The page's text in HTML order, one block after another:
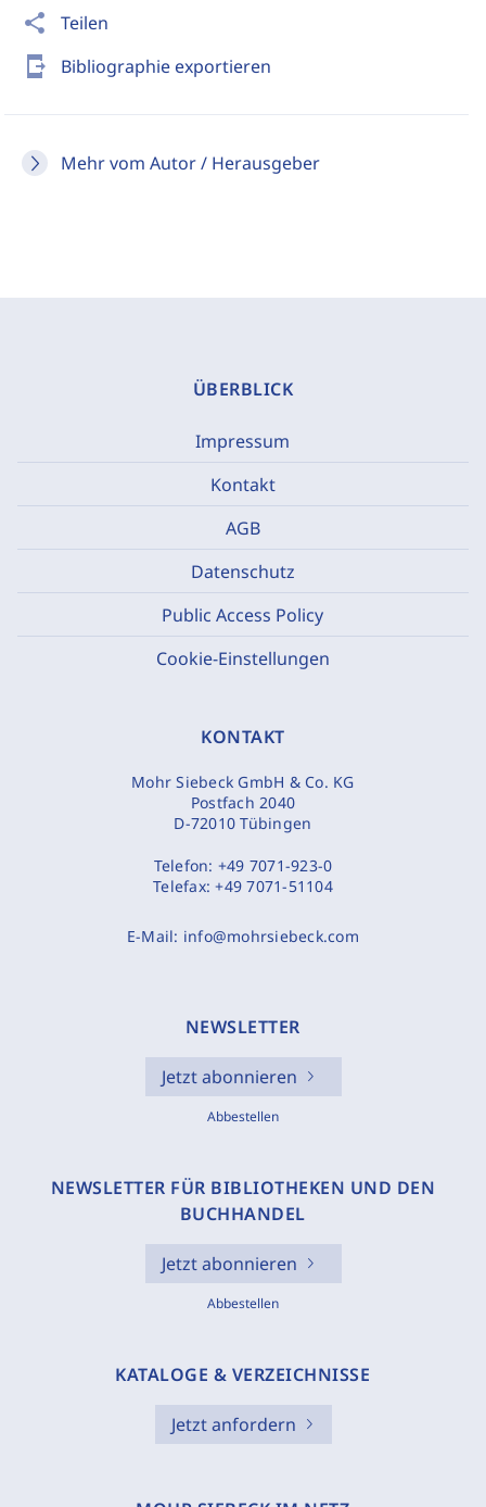
share Teilen
send_to_mobile Bibliographie exportieren
Mehr vom Autor / Herausgeber
ÜBERBLICK
Impressum
Kontakt
AGB
Datenschutz
Public Access Policy
Cookie-Einstellungen
KONTAKT
Mohr Siebeck GmbH & Co. KG
Postfach 2040
D-72010 Tübingen
Telefon: +49 7071-923-0
Telefax:+49 7071-51104
E-Mail: info@mohrsiebeck.com
NEWSLETTER
Jetzt abonnieren
Abbestellen
NEWSLETTER FÜR BIBLIOTHEKEN UND DEN
BUCHHANDEL
Jetzt abonnieren
Abbestellen
KATALOGE & VERZEICHNISSE
Jetzt anfordern